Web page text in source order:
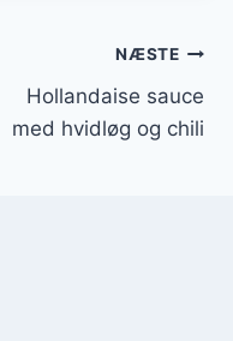
NÆSTE
Hollandaise sauce
med hvidløg og chili